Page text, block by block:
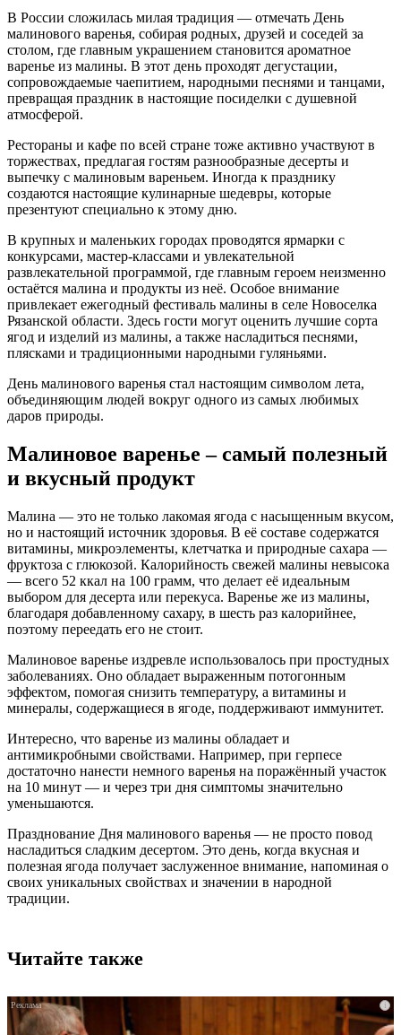
В России сложилась милая традиция — отмечать День
малинового варенья, собирая родных, друзей и соседей за
столом, где главным украшением становится ароматное
варенье из малины. В этот день проходят дегустации,
сопровождаемые чаепитием, народными песнями и танцами,
превращая праздник в настоящие посиделки с душевной
атмосферой.
Рестораны и кафе по всей стране тоже активно участвуют в
торжествах, предлагая гостям разнообразные десерты и
выпечку с малиновым вареньем. Иногда к празднику
создаются настоящие кулинарные шедевры, которые
презентуют специально к этому дню.
В крупных и маленьких городах проводятся ярмарки с
конкурсами, мастер-классами и увлекательной
развлекательной программой, где главным героем неизменно
остаётся малина и продукты из неё. Особое внимание
привлекает ежегодный фестиваль малины в селе Новоселка
Рязанской области. Здесь гости могут оценить лучшие сорта
ягод и изделий из малины, а также насладиться песнями,
плясками и традиционными народными гуляньями.
День малинового варенья стал настоящим символом лета,
объединяющим людей вокруг одного из самых любимых
даров природы.
Малиновое варенье – самый полезный
и вкусный продукт
Малина — это не только лакомая ягода с насыщенным вкусом,
но и настоящий источник здоровья. В её составе содержатся
витамины, микроэлементы, клетчатка и природные сахара —
фруктоза с глюкозой. Калорийность свежей малины невысока
— всего 52 ккал на 100 грамм, что делает её идеальным
выбором для десерта или перекуса. Варенье же из малины,
благодаря добавленному сахару, в шесть раз калорийнее,
поэтому переедать его не стоит.
Малиновое варенье издревле использовалось при простудных
заболеваниях. Оно обладает выраженным потогонным
эффектом, помогая снизить температуру, а витамины и
минералы, содержащиеся в ягоде, поддерживают иммунитет.
Интересно, что варенье из малины обладает и
антимикробными свойствами. Например, при герпесе
достаточно нанести немного варенья на поражённый участок
на 10 минут — и через три дня симптомы значительно
уменьшаются.
Празднование Дня малинового варенья — не просто повод
насладиться сладким десертом. Это день, когда вкусная и
полезная ягода получает заслуженное внимание, напоминая о
своих уникальных свойствах и значении в народной
традиции.
Читайте также
i